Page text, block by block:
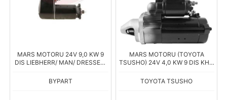
MARS MOTORU 24V 9,0 KW 9
DIS LIEBHERR/ MAN/ DRESSER/
BUSES (0001510025)
BYPART
MARS MOTORU (TOYOTA
TSUSHO) 24V 4,0 KW 9 DIS KHD
(0001231005)
TOYOTA TSUSHO